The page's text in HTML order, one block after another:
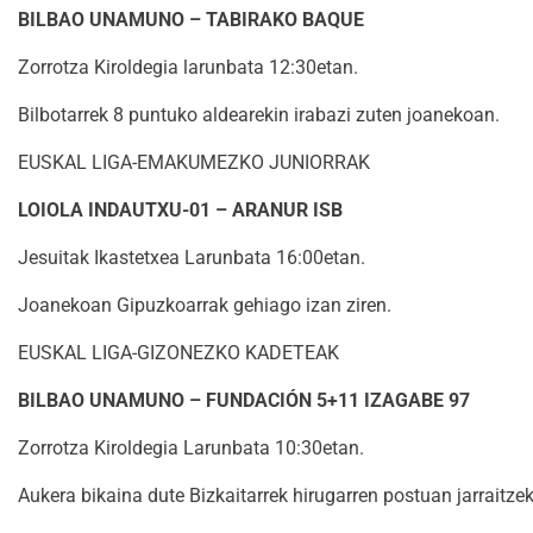
BILBAO UNAMUNO – TABIRAKO BAQUE
Zorrotza Kiroldegia larunbata 12:30etan.
Bilbotarrek 8 puntuko aldearekin irabazi zuten joanekoan.
EUSKAL LIGA-EMAKUMEZKO JUNIORRAK
LOIOLA INDAUTXU-01 – ARANUR ISB
Jesuitak Ikastetxea Larunbata 16:00etan.
Joanekoan Gipuzkoarrak gehiago izan ziren.
EUSKAL LIGA-GIZONEZKO KADETEAK
BILBAO UNAMUNO – FUNDACIÓN 5+11 IZAGABE 97
Zorrotza Kiroldegia Larunbata 10:30etan.
Aukera bikaina dute Bizkaitarrek hirugarren postuan